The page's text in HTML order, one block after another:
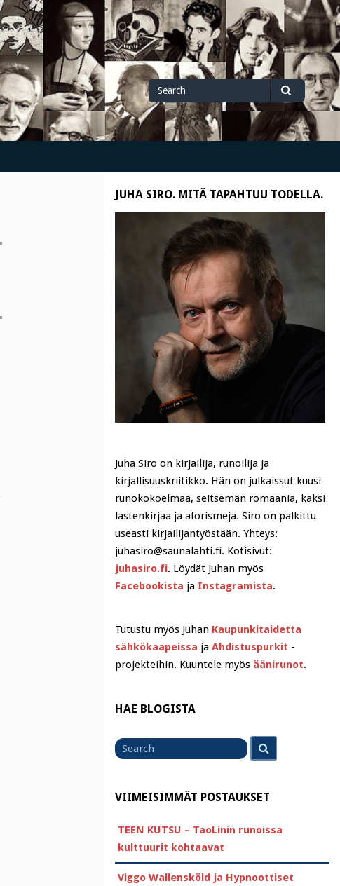
Search
for
Search
JUHA SIRO. MITÄ TAPAHTUU TODELLA.
Juha Siro on kirjailija, runoilija ja
kirjallisuuskriitikko. Hän on julkaissut kuusi
runokokoelmaa, seitsemän romaania, kaksi
lastenkirjaa ja aforismeja. Siro on palkittu
useasti kirjailijantyöstään. Yhteys:
juhasiro@saunalahti.fi. Kotisivut:
juhasiro.fi. Löydät Juhan myös
Facebookista ja Instagramista.
Tutustu myös Juhan Kaupunkitaidetta
sähkökaapeissa ja Ahdistuspurkit -
projekteihin. Kuuntele myös äänirunot.
HAE BLOGISTA
for
VIIMEISIMMÄT POSTAUKSET
TEEN KUTSU – TaoLinin runoissa
kulttuurit kohtaavat
Viggo Wallensköld ja Hypnoottiset